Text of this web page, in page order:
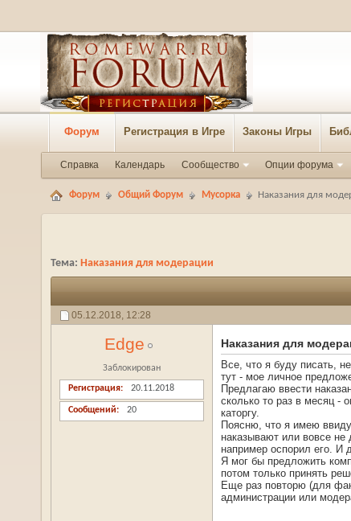
Форум Регистрация в Игре Законы Игры
Справка Календарь Сообщество Опции форума
Форум Общий Форум Мусорка Наказания для
Тема: Наказания для модерации
05.12.2018, 12:28
Edge
Заблокирован
Регистрация 20.11.2018
Сообщений 20
Наказания для
Все, что я буду писать,
тут - мое личное
Предлагаю ввести
сколько то раз в месяц -
каторгу.
Поясню, что я имею
наказывают или вовсе не
например оспорил его. И
Я мог бы предложить
потом только принять
Еще раз повторю (для
администрации или